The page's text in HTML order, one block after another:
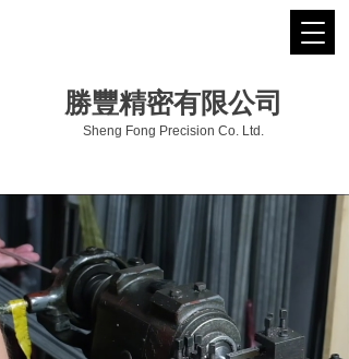
勝豐精密有限公司
Sheng Fong Precision Co. Ltd.